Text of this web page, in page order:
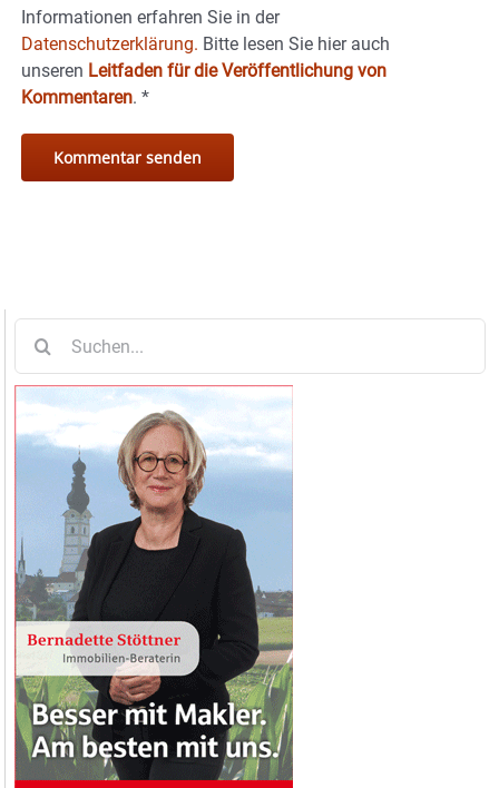
Informationen erfahren Sie in der
Datenschutzerklärung. Bitte lesen Sie hier auch
unseren Leitfaden für die Veröffentlichung von
Kommentaren. *
nach: